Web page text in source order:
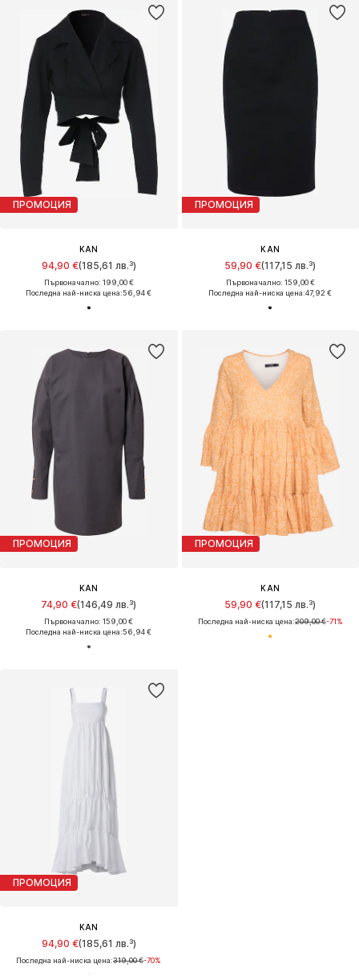
ПРОМОЦИЯ
KAN
94,90 €(185,61 лв.³)
Първоначално: 199,00 €
Последна най-ниска цена:56,94 €
ПРОМОЦИЯ
KAN
59,90 €(117,15 лв.³)
Първоначално: 159,00 €
Последна най-ниска цена:47,92 €
ПРОМОЦИЯ
KAN
74,90 €(146,49 лв.³)
Първоначално: 159,00 €
Последна най-ниска цена:56,94 €
ПРОМОЦИЯ
KAN
59,90 €(117,15 лв.³)
Последна най-ниска цена:209,00 €-71%
ПРОМОЦИЯ
KAN
94,90 €(185,61 лв.³)
Последна най-ниска цена:319,00 €-70%